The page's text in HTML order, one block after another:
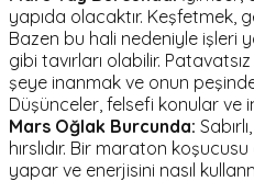
yapıda olacaktır. Keşfetmek,
Bazen bu hali nedeniyle işleri
gibi tavırları olabilir.
şeye inanmak ve onun
Düşünceler, felsefi konular ve
Mars Oğlak Burcunda:
hırslıdır. Bir maraton
yapar ve enerjisini nasıl